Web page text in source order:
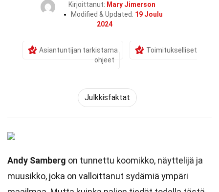
Kirjoittanut: Mary Jimerson
Modified & Updated: 19 Joulu
2024
Asiantuntijan tarkistama
Toimitukselliset
ohjeet
Julkkisfaktat
Andy Samberg on tunnettu koomikko, näyttelijä ja
muusikko, joka on valloittanut sydämiä ympäri